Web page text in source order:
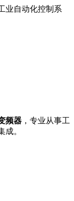
业自动化控制系
频器 ，专业从事工
成。